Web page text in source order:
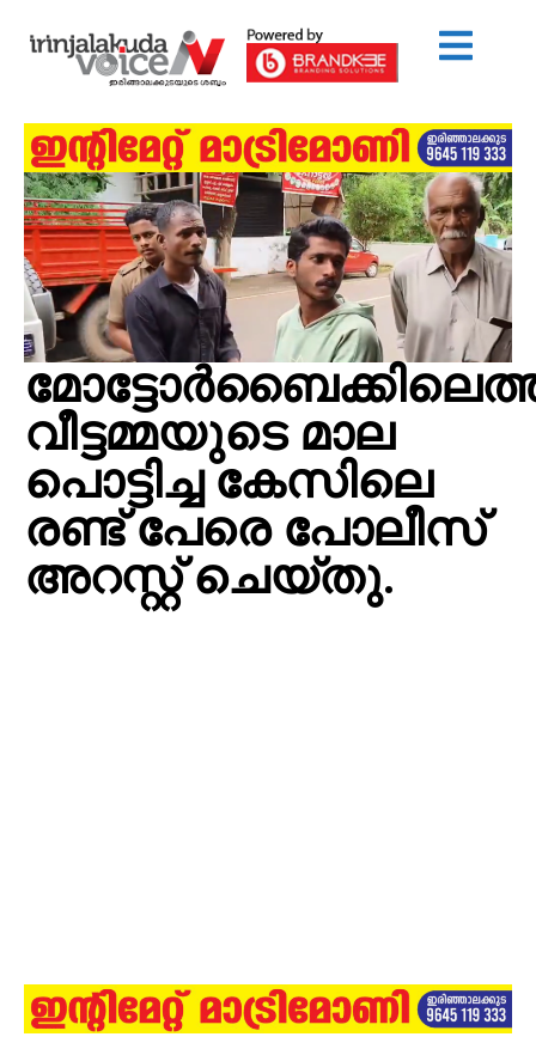
വീട്ടമ്മയുടെ മാല
പൊട്ടിച്ച കേസിലെ
രണ്ട് പേരെ പോലീസ്
അറസ്റ്റ് ചെയ്തു.